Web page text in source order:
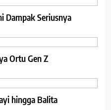
Dampak Seriusnya
Ortu Gen Z
hingga Balita